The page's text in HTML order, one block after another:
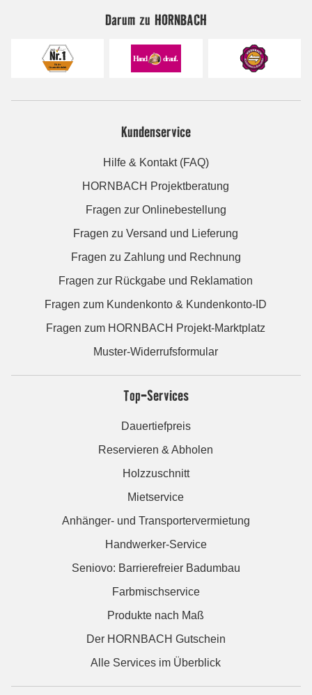
Darum zu HORNBACH
Kundenservice
Hilfe & Kontakt (FAQ)
HORNBACH Projektberatung
Fragen zur Onlinebestellung
Fragen zu Versand und Lieferung
Fragen zu Zahlung und Rechnung
Fragen zur Rückgabe und Reklamation
Fragen zum Kundenkonto & Kundenkonto-ID
Fragen zum HORNBACH Projekt-Marktplatz
Muster-Widerrufsformular
Top-Services
Dauertiefpreis
Reservieren & Abholen
Holzzuschnitt
Mietservice
Anhänger- und Transportervermietung
Handwerker-Service
Seniovo: Barrierefreier Badumbau
Farbmischservice
Produkte nach Maß
Der HORNBACH Gutschein
Alle Services im Überblick